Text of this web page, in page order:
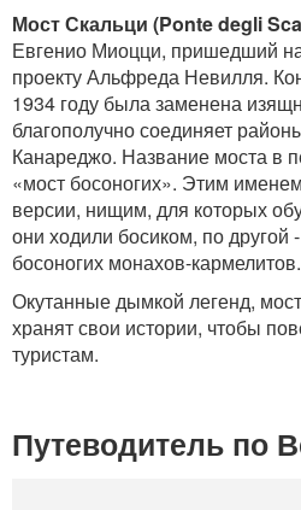
Мост Скальци (Pontedegli
Евгенио Миоцци, пришедший
проекту Альфреда Невилля.
1934 году была заменена
благополучно соединяет
Канареджо. Название моста в
«мост босоногих». Этим
версии, нищим, для которых
они ходили босиком, по другой
босоногих монахов-кармелитов.
Окутанные дымкой легенд,
хранят свои истории, чтобы
туристам.
Путеводитель по